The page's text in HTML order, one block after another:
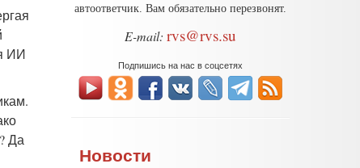
ИИ
Да
автоответчик. Вам обязательно перезвонят.
E-mail: rvs@rvs.su
Подпишись на нас в соцсетях
Новости